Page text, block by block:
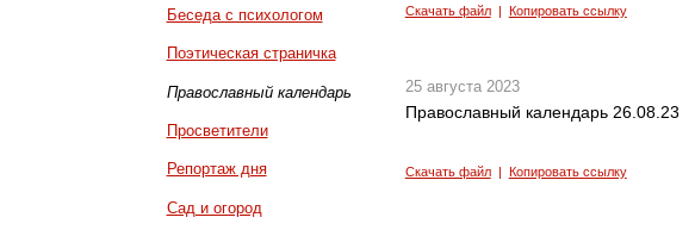
Беседа с психологом
Поэтическая страничка
Православный календарь
Просветители
Репортаж дня
Сад и огород
Скачать файл| Копировать ссылку
25 августа 2023
Православный календарь 26.08.23
Скачать файл| Копировать ссылку